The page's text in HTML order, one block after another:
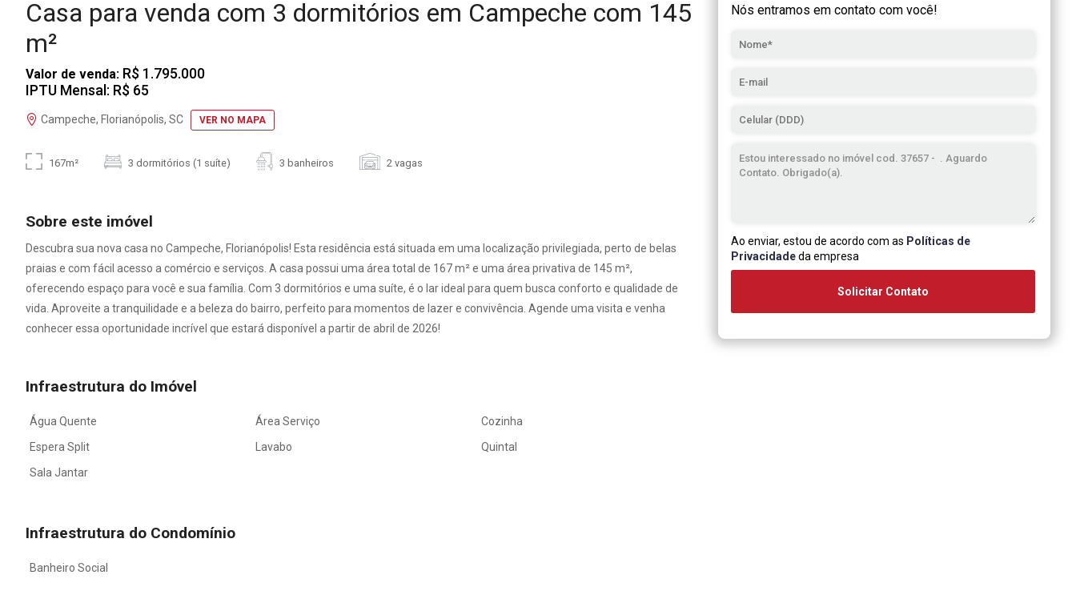
Casa para venda com 3 dormitórios em Campeche com 145
m²
Valor de venda: R$ 1.795.000
IPTU Mensal: R$ 65
Campeche, Florianópolis, SC VER NO MAPA
167m² 3 dormitórios (1 suíte) 3 banheiros 2 vagas
Sobre este imóvel
Descubra sua nova casa no Campeche, Florianópolis! Esta residência está situada em uma localização privilegiada, perto de belas
praias e com fácil acesso a comércio e serviços. A casa possui uma área total de 167 m² e uma área privativa de 145 m²,
oferecendo espaço para você e sua família. Com 3 dormitórios e uma suíte, é o lar ideal para quem busca conforto e qualidade de
vida. Aproveite a tranquilidade e a beleza do bairro, perfeito para momentos de lazer e convivência. Agende uma visita e venha
conhecer essa oportunidade incrível que estará disponível a partir de abril de 2026!
Infraestrutura do Imóvel
Água Quente Área Serviço
Cozinha
Espera Split
Lavabo
Quintal
Sala Jantar
Infraestrutura do Condomínio
Banheiro Social
Nós entramos em contato com você!
Ao enviar, estou de acordo com as Políticas de
Privacidadeda empresa
Solicitar Contato